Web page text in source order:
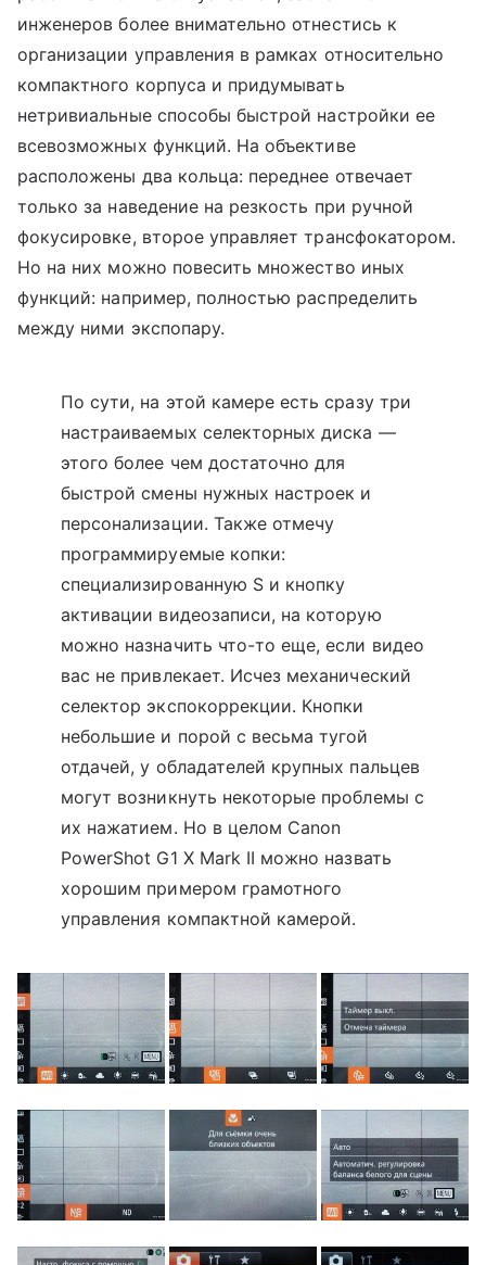
инженеров более внимательно отнестись к
организации управления в рамках относительно
компактного корпуса и придумывать
нетривиальные способы быстрой настройки ее
всевозможных функций. На объективе
расположены два кольца: переднее отвечает
только за наведение на резкость при ручной
фокусировке, второе управляет трансфокатором.
Но на них можно повесить множество иных
функций: например, полностью распределить
между ними экспопару.
По сути, на этой камере есть сразу три
настраиваемых селекторных диска —
этого более чем достаточно для
быстрой смены нужных настроек и
персонализации. Также отмечу
программируемые копки:
специализированную S и кнопку
активации видеозаписи, на которую
можно назначить что-то еще, если видео
вас не привлекает. Исчез механический
селектор экспокоррекции. Кнопки
небольшие и порой с весьма тугой
отдачей, у обладателей крупных пальцев
могут возникнуть некоторые проблемы с
их нажатием. Но в целом Canon
PowerShot G1 X Mark II можно назвать
хорошим примером грамотного
управления компактной камерой.